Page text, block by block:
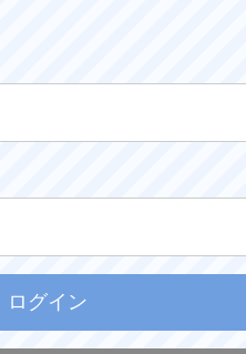
ログイン